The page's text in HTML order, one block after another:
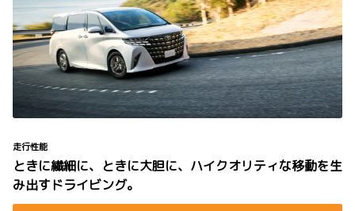
走行性能
ときに繊細に、ときに大胆に、ハイクオリティな移動を生
み出すドライビング。